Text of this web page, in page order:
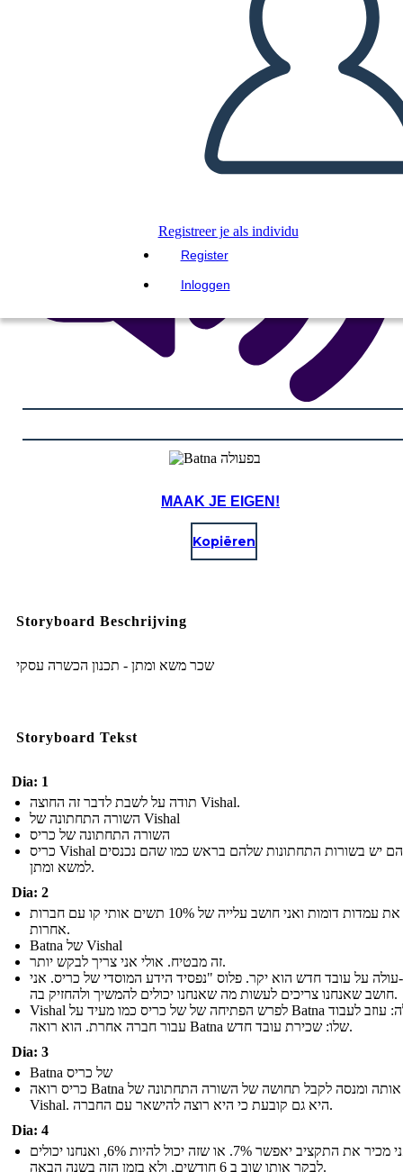
Registreer je als individu
Register
Inloggen
DIAVOORSTELLING AFSPELEN
LEES MIJ VOOR
MAAK JE EIGEN!
Kopiëren
Storyboard Beschrijving
שכר משא ומתן - תכנון הכשרה עסקי
Storyboard Tekst
Dia: 1
תודה על לשבת לדבר זה החוצה Vishal.
השורה התחתונה של Vishal
השורה התחתונה של כריס
כריס Vishal לשניהם יש בשורות התחתונות שלהם בראש כמו שהם נכנסים
למשא ומתן.
Dia: 2
בדקתי את עמדות דומות ואני חושב עלייה של 10% תשים אותי קו עם חברות
אחרות.
Batna של Vishal
זה מבטיח. אולי אני צריך לבקש יותר.
עולה על עובד חדש הוא יקר. פלוס "נפסיד הידע המוסדי של כריס. אני
חושב שאנחנו צריכים לעשות מה שאנחנו יכולים להמשיך ולהחזיק בה.
Vishal לפרש הפתיחה של של כריס כמו מעיד על Batna שלה: עוזב לעבוד
עבור חברה אחרת. הוא רואה Batna שלו: שכירת עובד חדש.
Dia: 3
Batna של כריס
כריס רואה Batna אותה ומנסה לקבל תחושה של השורה התחתונה של
Vishal. היא גם קובעת כי היא רוצה להישאר עם החברה.
Dia: 4
אני מכיר את התקציב יאפשר 7%. או שזה יכול להיות 6%, ואנחנו יכולים
לבקר אותו שוב ב 6 חודשים, ולא בזמן הזה בשנה הבאה.